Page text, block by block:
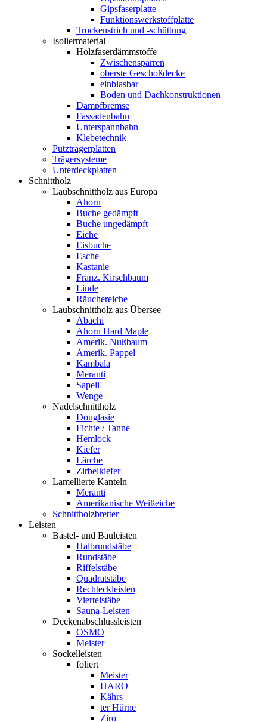
Gipsfaserplatte
Funktionswerkstoffplatte
Trockenstrich und -schüttung
Isoliermaterial
Holzfaserdämmstoffe
Zwischensparren
oberste Geschoßdecke
einblasbar
Boden und Dachkonstruktionen
Dampfbremse
Fassadenbahn
Unterspannbahn
Klebetechnik
Putzträgerplatten
Trägersysteme
Unterdeckplatten
Schnittholz
Laubschnittholz aus Europa
Ahorn
Buche gedämpft
Buche ungedämpft
Eiche
Eisbuche
Esche
Kastanie
Franz. Kirschbaum
Linde
Räuchereiche
Laubschnittholz aus Übersee
Abachi
Ahorn Hard Maple
Amerik. Nußbaum
Amerik. Pappel
Kambala
Meranti
Sapeli
Wenge
Nadelschnittholz
Douglasie
Fichte / Tanne
Hemlock
Kiefer
Lärche
Zirbelkiefer
Lamellierte Kanteln
Meranti
Amerikanische Weißeiche
Schnittholzbretter
Leisten
Bastel- und Bauleisten
Halbrundstäbe
Rundstäbe
Riffelstäbe
Quadratstäbe
Rechteckleisten
Viertelstäbe
Sauna-Leisten
Deckenabschlussleisten
OSMO
Meister
Sockelleisten
foliert
Meister
HARO
Kährs
ter Hürne
Ziro